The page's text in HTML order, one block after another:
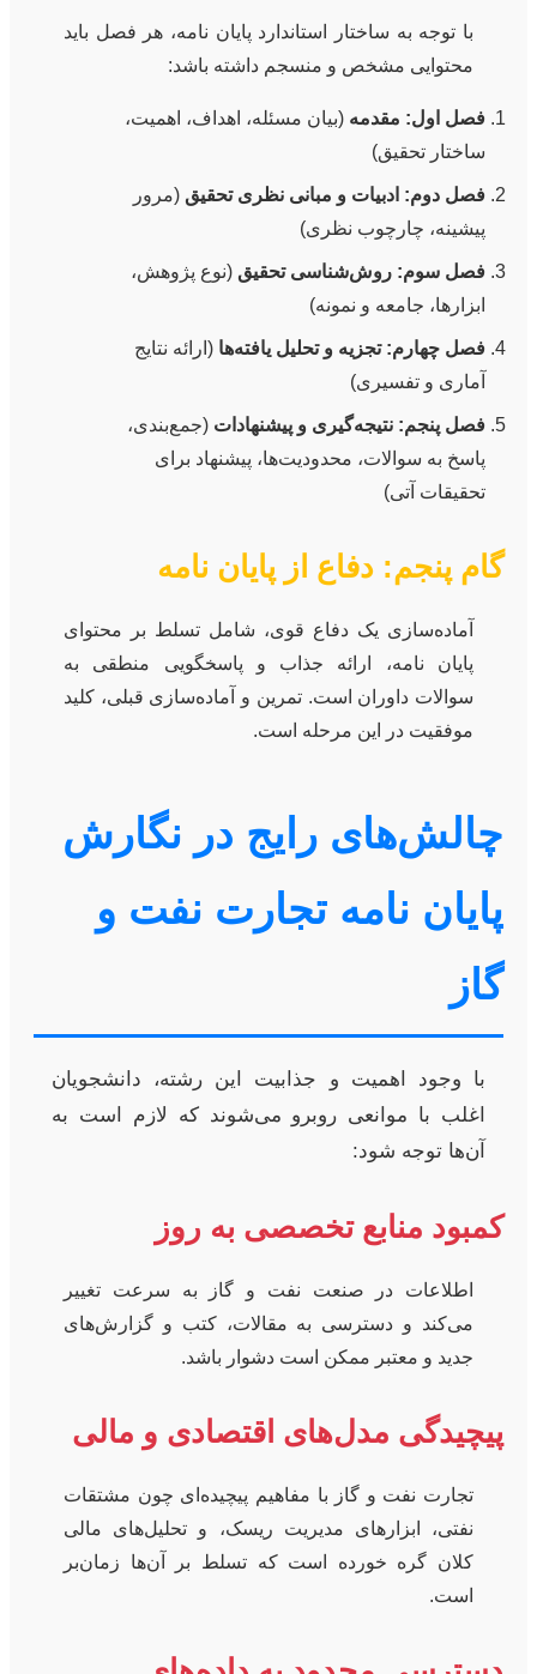
با توجه به ساختار استاندارد پایان نامه، هر فصل باید
محتوایی مشخص و منسجم داشته باشد:
فصل اول: مقدمه (بیان مسئله، اهداف، اهمیت،
ساختار تحقیق)
فصل دوم: ادبیات و مبانی نظری تحقیق (مرور
پیشینه، چارچوب نظری)
فصل سوم: روش‌شناسی تحقیق (نوع پژوهش،
ابزارها، جامعه و نمونه)
فصل چهارم: تجزیه و تحلیل یافته‌ها (ارائه نتایج
آماری و تفسیری)
فصل پنجم: نتیجه‌گیری و پیشنهادات (جمع‌بندی،
پاسخ به سوالات، محدودیت‌ها، پیشنهاد برای
تحقیقات آتی)
گام پنجم: دفاع از پایان نامه
آماده‌سازی یک دفاع قوی، شامل تسلط بر محتوای
پایان نامه، ارائه جذاب و پاسخگویی منطقی به
سوالات داوران است. تمرین و آماده‌سازی قبلی، کلید
موفقیت در این مرحله است.
چالش‌های رایج در نگارش
پایان نامه تجارت نفت و
گاز
با وجود اهمیت و جذابیت این رشته، دانشجویان
اغلب با موانعی روبرو می‌شوند که لازم است به
آن‌ها توجه شود:
کمبود منابع تخصصی به روز
اطلاعات در صنعت نفت و گاز به سرعت تغییر
می‌کند و دسترسی به مقالات، کتب و گزارش‌های
جدید و معتبر ممکن است دشوار باشد.
پیچیدگی مدل‌های اقتصادی و مالی
تجارت نفت و گاز با مفاهیم پیچیده‌ای چون مشتقات
نفتی، ابزارهای مدیریت ریسک، و تحلیل‌های مالی
کلان گره خورده است که تسلط بر آن‌ها زمان‌بر
است.